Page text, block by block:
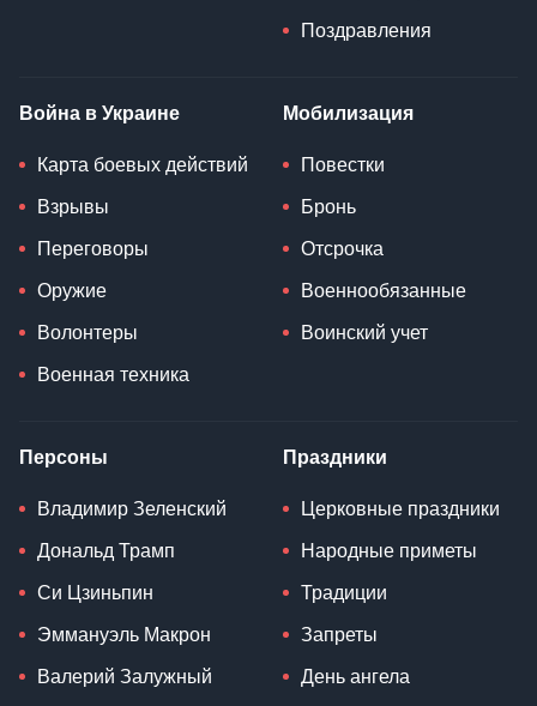
Поздравления
Война в Украине
Карта боевых действий
Взрывы
Переговоры
Оружие
Волонтеры
Военная техника
Мобилизация
Повестки
Бронь
Отсрочка
Военнообязанные
Воинский учет
Персоны
Владимир Зеленский
Дональд Трамп
Си Цзиньпин
Эммануэль Макрон
Валерий Залужный
Праздники
Церковные праздники
Народные приметы
Традиции
Запреты
День ангела